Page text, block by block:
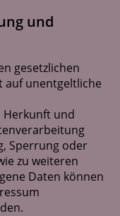
und
gesetzlichen
auf unentgeltliche
Herkunft und
Sperrung oder
zu weiteren
Daten können